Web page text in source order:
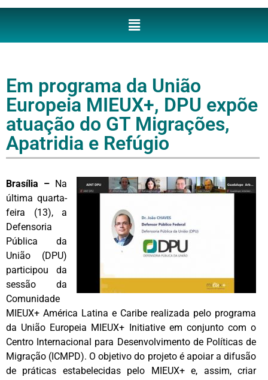
Em programa da União
Europeia MIEUX+, DPU expõe
atuação do GT Migrações,
Apatridia e Refúgio
Brasília – Na
última quarta-
feira (13), a
Defensoria
Pública da
União (DPU)
participou da
sessão da
Comunidade
MIEUX+ América Latina e Caribe realizada pelo programa
da União Europeia MIEUX+ Initiative em conjunto com o
Centro Internacional para Desenvolvimento de Políticas de
Migração (ICMPD). O objetivo do projeto é apoiar a difusão
de práticas estabelecidas pelo MIEUX+ e, assim, criar